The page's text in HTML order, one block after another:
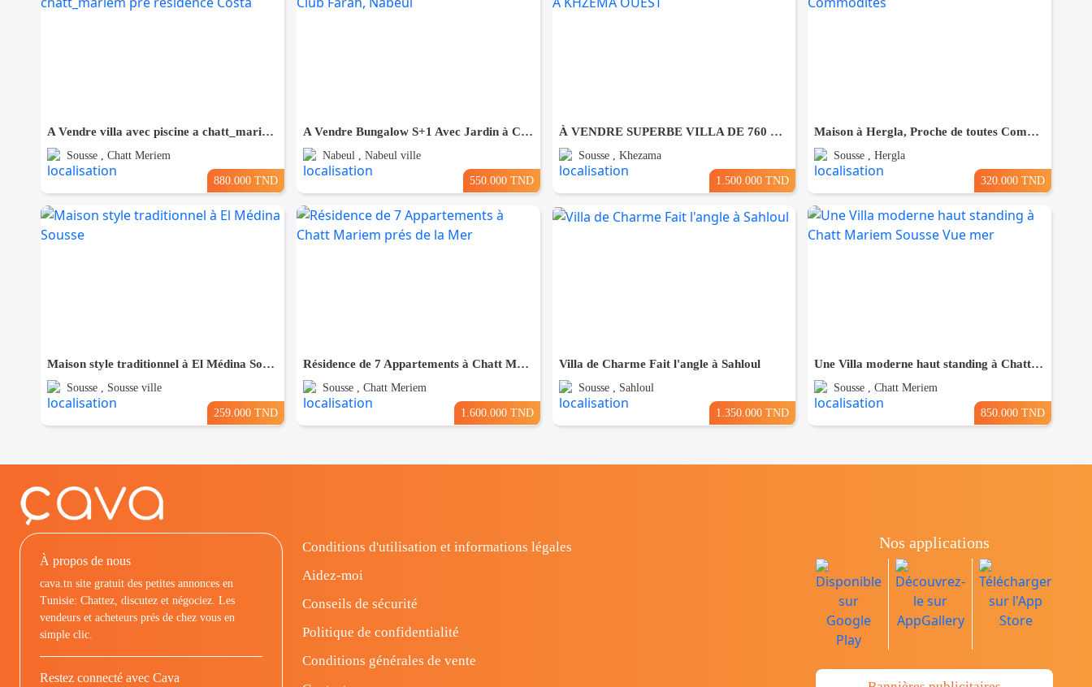
A Vendre villa avec piscine a chatt_mariem pré résidence Costa
Sousse , Chatt Meriem
880.000 TND
A Vendre Bungalow S+1 Avec Jardin à Club Farah, Nabeul
Nabeul , Nabeul ville
550.000 TND
À VENDRE SUPERBE VILLA DE 760 m² À KHZEMA OUEST
Sousse , Khezama
1.500.000 TND
Maison à Hergla, Proche de toutes Commodités
Sousse , Hergla
320.000 TND
Maison style traditionnel à El Médina Sousse
Sousse , Sousse ville
259.000 TND
Résidence de 7 Appartements à Chatt Mariem prés de la Mer
Sousse , Chatt Meriem
1.600.000 TND
Villa de Charme Fait l'angle à Sahloul
Sousse , Sahloul
1.350.000 TND
Une Villa moderne haut standing à Chatt Mariem Sousse Vue mer
Sousse , Chatt Meriem
850.000 TND
À propos de nous
cava.tn site gratuit des petites annonces en
Tunisie: Chattez, discutez et négociez. Les
vendeurs et acheteurs prés de chez vous en
simple clic.
Restez connecté avec Cava
Conditions d'utilisation et informations légales
Aidez-moi
Conseils de sécurité
Politique de confidentialité
Conditions générales de vente
Nos applications